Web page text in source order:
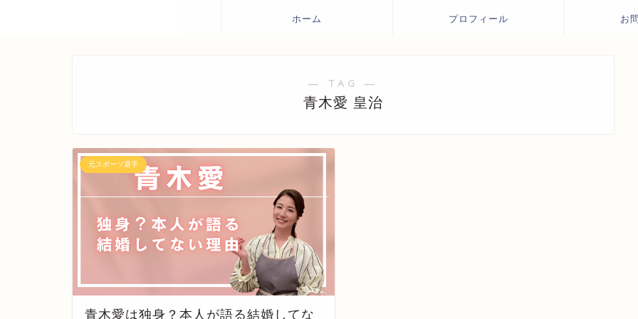
ホーム プロフィール お
― TAG ―
青木愛 皇治
元スポーツ選手
青木愛は独身？本人が語る結婚してな